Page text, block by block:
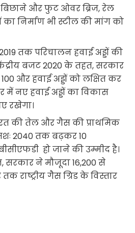
बिछाने और फुट ओवर ब्रिज, रेल
निर्माण भी स्टील की मांग को
2019 तक परिचालन हवाई अड्डों की
बजट 2020 के तहत, सरकार
और हवाई अड्डों को लक्षित कर
में नए हवाई अड्डों का विकास
रखेगा।
की तेल और गैस की प्राथमिक
2040 तक बढ़कर 10
हो जाने की उम्मीद है।
ने मौजूदा 16,200 से
राष्ट्रीय गैस ग्रिड के विस्तार